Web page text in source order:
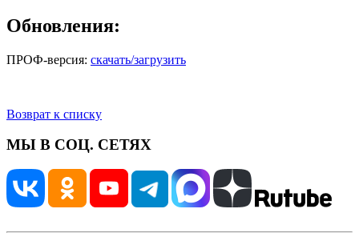
Обновления:
ПРОФ-версия: скачать/загрузить
Возврат к списку
МЫ В СОЦ. СЕТЯХ